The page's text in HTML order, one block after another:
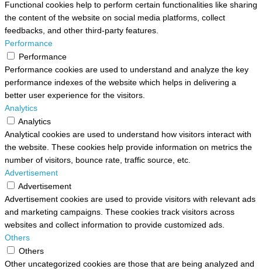
Functional cookies help to perform certain functionalities like sharing
the content of the website on social media platforms, collect
feedbacks, and other third-party features.
Performance
Performance
Performance cookies are used to understand and analyze the key
performance indexes of the website which helps in delivering a
better user experience for the visitors.
Analytics
Analytics
Analytical cookies are used to understand how visitors interact with
the website. These cookies help provide information on metrics the
number of visitors, bounce rate, traffic source, etc.
Advertisement
Advertisement
Advertisement cookies are used to provide visitors with relevant ads
and marketing campaigns. These cookies track visitors across
websites and collect information to provide customized ads.
Others
Others
Other uncategorized cookies are those that are being analyzed and